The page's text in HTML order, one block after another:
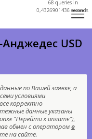
USD
по Вашей заявке, а
условиями
корректно —
данные указаны
"Перейти к оплате"),
обмен с операторомв
на сайте.
68 queries in
0,4326901436 seconds.